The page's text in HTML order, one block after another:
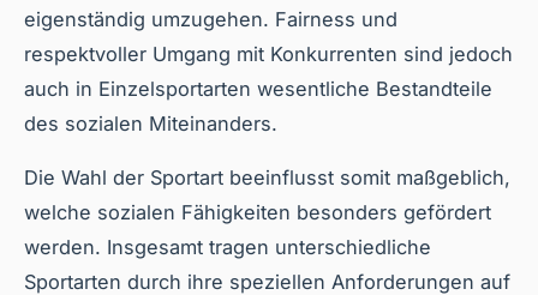
eigenständig umzugehen. Fairness und
respektvoller Umgang mit Konkurrenten sind jedoch
auch in Einzelsportarten wesentliche Bestandteile
des sozialen Miteinanders.
Die Wahl der Sportart beeinflusst somit maßgeblich,
welche sozialen Fähigkeiten besonders gefördert
werden. Insgesamt tragen unterschiedliche
Sportarten durch ihre speziellen Anforderungen auf